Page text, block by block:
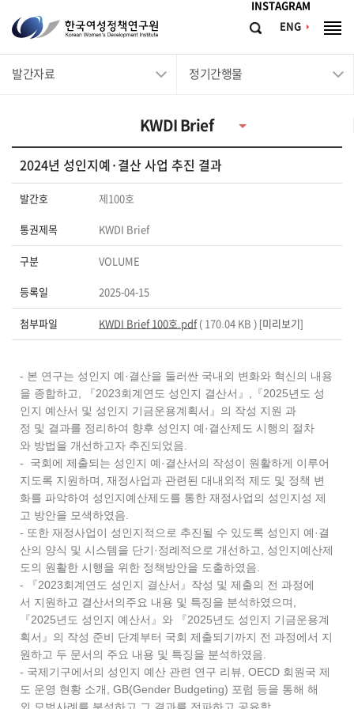
INSTAGRAM
ENG
한
국
여
연
구
원
Korean
Women's
Development
Institute
검
체
발간자료 정기간행물
KWDI Brief
2024년 성인지예·결산 사업 추진 결과
발간호 제100호
통권제목 KWDI Brief
구분 VOLUME
등록일 2025-04-15
첨부파일 KWDI Brief 100호.pdf( 170.04 KB ) [미리보기]
- 본 연구는 성인지 예·결산을 둘러싼 국내외 변화와 혁신의 내용
을 종합하고, 『2023회계연도 성인지 결산서』,『2025년도 성
인지 예산서 및 성인지 기금운용계획서』의 작성 지원 과
정 및 결과를 정리하여 향후 성인지 예·결산제도 시행의 절차
와 방법을 개선하고자 추진되었음.
- 국회에 제출되는 성인지 예·결산서의 작성이 원활하게 이루어
지도록 지원하며, 재정사업과 관련된 대내외적 제도 및 정책 변
화를 파악하여 성인지예산제도를 통한 재정사업의 성인지성 제
고 방안을 모색하였음.
- 또한 재정사업이 성인지적으로 추진될 수 있도록 성인지 예·결
산의 양식 및 시스템을 단기·정례적으로 개선하고, 성인지예산제
도의 원활한 시행을 위한 정책방안을 도출하였음.
- 『2023회계연도 성인지 결산서』작성 및 제출의 전 과정에
서 지원하고 결산서의주요 내용 및 특징을 분석하였으며,
『2025년도 성인지 예산서』와 『2025년도 성인지 기금운용계
획서』의 작성 준비 단계부터 국회 제출되기까지 전 과정에서 지
원하고 두 문서의 주요 내용 및 특징을 분석하였음.
- 국제기구에서의 성인지 예산 관련 연구 리뷰, OECD 회원국 제
도 운영 현황 소개, GB(Gender Budgeting) 포럼 등을 통해 해